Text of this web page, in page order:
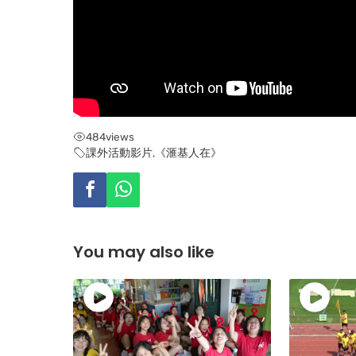
484views
課外活動影片, 《滙基人在》
You may also like